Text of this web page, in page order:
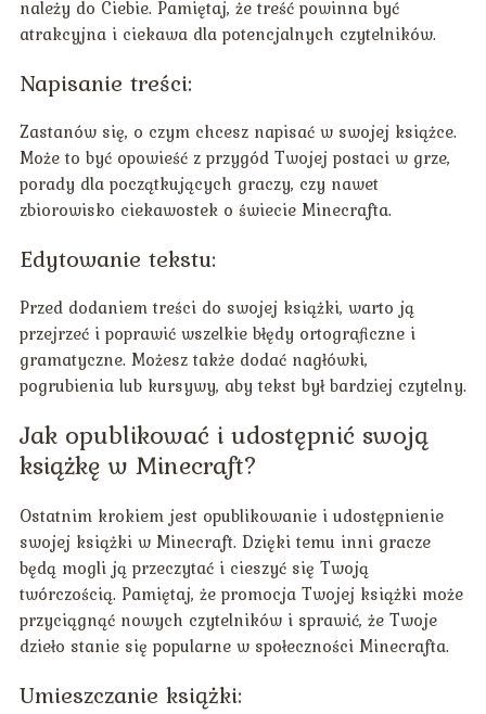
należy do Ciebie. Pamiętaj, że treść powinna być
atrakcyjna i ciekawa dla potencjalnych czytelników.
Napisanie treści:
Zastanów się, o czym chcesz napisać w swojej książce.
Może to być opowieść z przygód Twojej postaci w grze,
porady dla początkujących graczy, czy nawet
zbiorowisko ciekawostek o świecie Minecrafta.
Edytowanie tekstu:
Przed dodaniem treści do swojej książki, warto ją
przejrzeć i poprawić wszelkie błędy ortograficzne i
gramatyczne. Możesz także dodać nagłówki,
pogrubienia lub kursywy, aby tekst był bardziej czytelny.
Jak opublikować i udostępnić swoją
książkę w Minecraft?
Ostatnim krokiem jest opublikowanie i udostępnienie
swojej książki w Minecraft. Dzięki temu inni gracze
będą mogli ją przeczytać i cieszyć się Twoją
twórczością. Pamiętaj, że promocja Twojej książki może
przyciągnąć nowych czytelników i sprawić, że Twoje
dzieło stanie się popularne w społeczności Minecrafta.
Umieszczanie książki: